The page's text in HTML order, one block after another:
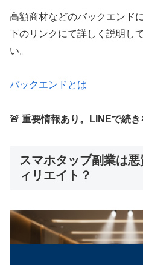
高額商材などのバックエンド
下のリンクにて詳しく説明し
い。
バックエンドとは
🚨 重要情報あり。LINEで続
スマホタップ副業は
ィリエイト？